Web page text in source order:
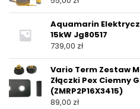
Aquamarin
15kW Jg80517
739,00 zł
Vario Term Zestaw
Złączki Pex
(ZMRP2P16X3415)
89,00 zł